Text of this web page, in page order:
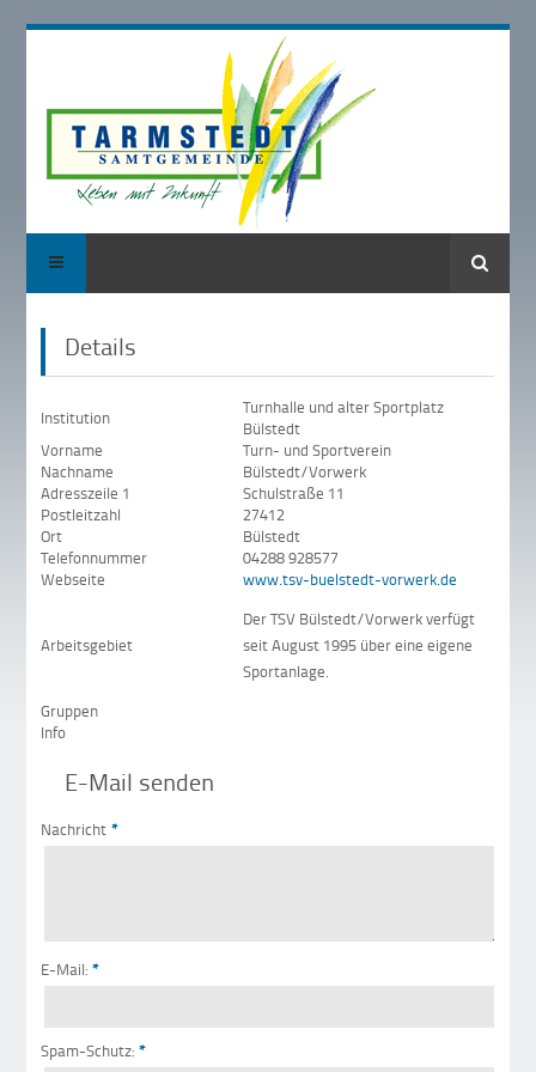
Suche
Details
Institution
Turnhalle und alter Sportplatz
Bülstedt
Vorname
Turn- und Sportverein
Nachname
Bülstedt/Vorwerk
Adresszeile 1
Schulstraße 11
Postleitzahl
27412
Ort
Bülstedt
Telefonnummer
04288 928577
Webseite
www.tsv-buelstedt-vorwerk.de
Arbeitsgebiet
Der TSV Bülstedt/Vorwerk verfügt
seit August 1995 über eine eigene
Sportanlage.
Gruppen
Info
E-Mail senden
Nachricht *
E-Mail: *
Spam-Schutz: *